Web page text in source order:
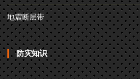
地震断层带
防灾知识